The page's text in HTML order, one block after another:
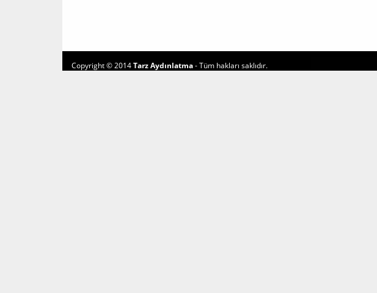
Copyright © 2014Tarz Aydınlatma- Tüm hakları saklıdır.